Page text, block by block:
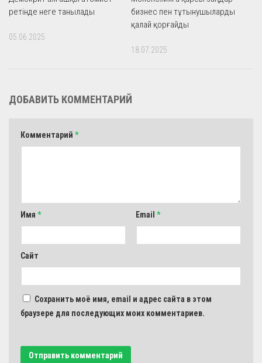
ретінде неге танылады
05.06.2025
бизнес пен тұтынушыларды
қалай қорғайды
18.07.2025
ДОБАВИТЬ КОММЕНТАРИЙ
Комментарий *
Имя * Email *
Сайт
Сохранить моё имя, email и адрес сайта в этом
браузере для последующих моих комментариев.